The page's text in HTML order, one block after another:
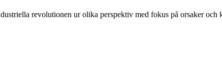
revolutionen ur olika perspektiv med fokus på orsaker och